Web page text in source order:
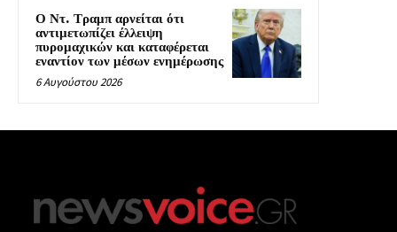
Ο Ντ. Τραμπ αρνείται ότι
αντιμετωπίζει έλλειψη
πυρομαχικών και καταφέρεται
εναντίον των μέσων ενημέρωσης
6 Αυγούστου 2026